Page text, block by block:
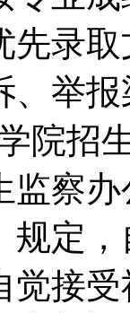
先
、举
院招
监察
规定
觉接